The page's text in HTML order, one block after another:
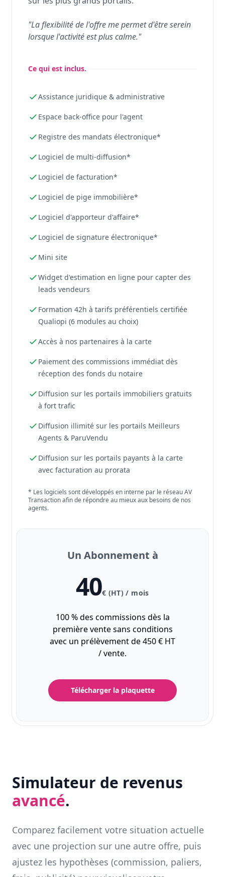
"La flexibilité de l'offre me permet d'être serein
lorsque l'activité est plus calme."
Ce qui est inclus.
Assistance juridique & administrative
Espace back-office pour l'agent
Registre des mandats électronique*
Logiciel de multi-diffusion*
Logiciel de facturation*
Logiciel de pige immobilière*
Logiciel d'apporteur d'affaire*
Logiciel de signature électronique*
Mini site
Widget d'estimation en ligne pour capter des
leads vendeurs
Formation 42h à tarifs préférentiels certifiée
Qualiopi (6 modules au choix)
Accès à nos partenaires à la carte
Paiement des commissions immédiat dès
réception des fonds du notaire
Diffusion sur les portails immobiliers gratuits
à fort trafic
Diffusion illimité sur les portails Meilleurs
Agents & ParuVendu
Diffusion sur les portails payants à la carte
avec facturation au prorata
* Les logiciels sont développés en interne par le réseau AV
Transaction afin de répondre au mieux aux besoins de nos
agents.
Un Abonnement à
40€ (HT) / mois
100 % des commissions dès la
première vente sans conditions
avec un prélèvement de 450 € HT
/ vente.
Télécharger la plaquette
Simulateur de revenus
avancé.
Comparez facilement votre situation actuelle
avec une projection sur une autre offre, puis
ajustez les hypothèses (commission, paliers,